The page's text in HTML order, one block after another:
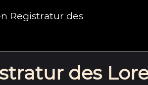
Registratur des
des